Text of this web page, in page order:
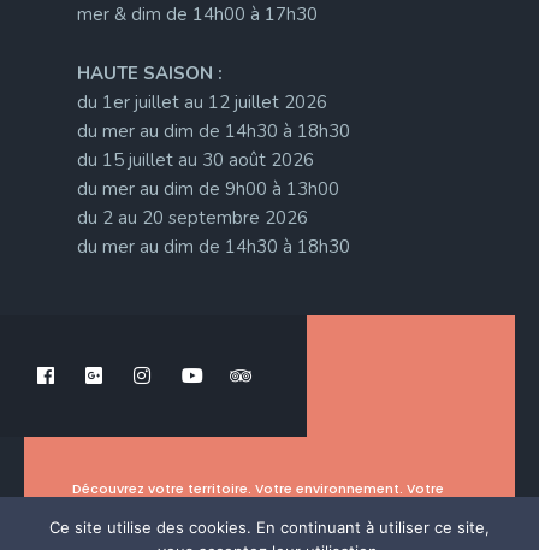
mer & dim de 14h00 à 17h30
HAUTE SAISON :
du 1er juillet au 12 juillet 2026
du mer au dim de 14h30 à 18h30
du 15 juillet au 30 août 2026
du mer au dim de 9h00 à 13h00
du 2 au 20 septembre 2026
du mer au dim de 14h30 à 18h30
Découvrez votre territoire. Votre environnement. Votre
Ce site utilise des cookies. En continuant à utiliser ce site,